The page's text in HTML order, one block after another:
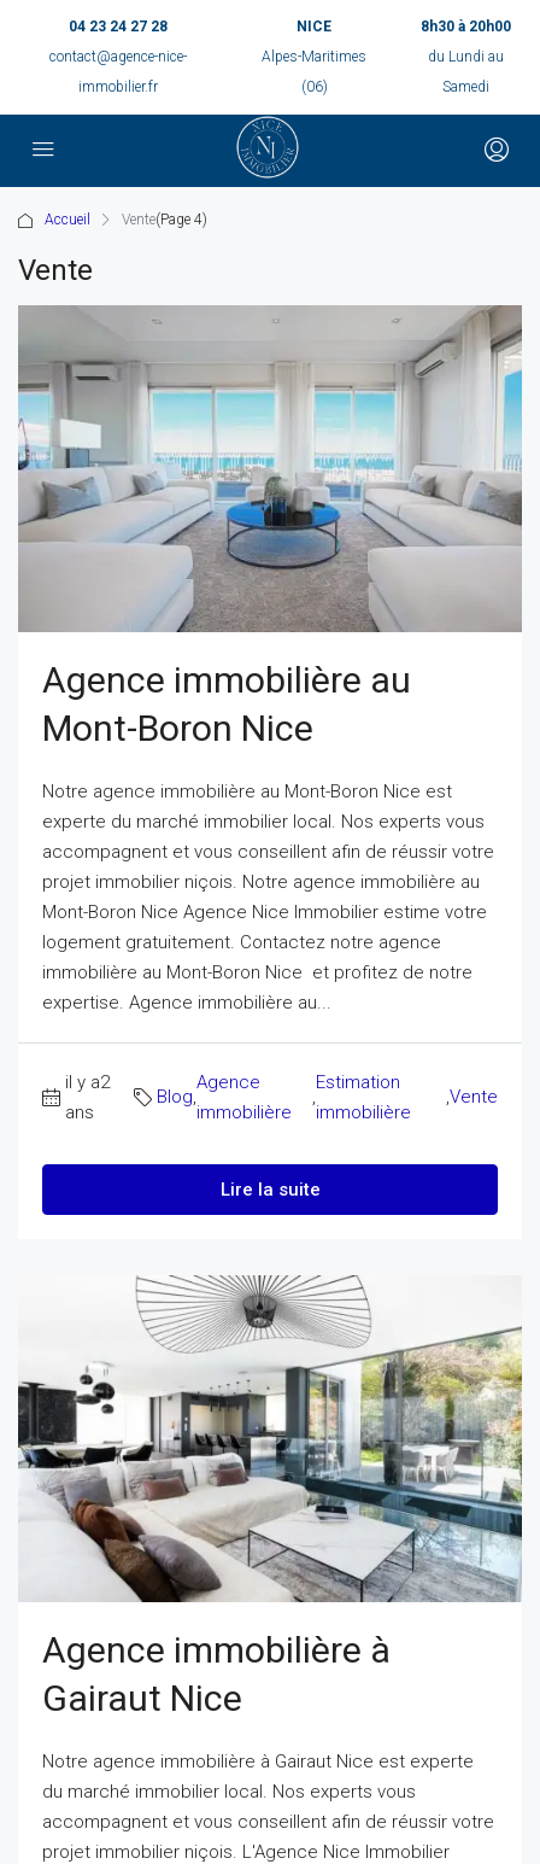
04 23 24 27 28
contact@agence-nice-
immobilier.fr
NICE
Alpes-Maritimes
(06)
8h30 à 20h00
du Lundi au
Samedi
Accueil Vente(Page 4)
Vente
Agence immobilière au
Mont-Boron Nice
Notre agence immobilière au Mont-Boron Nice est
experte du marché immobilier local. Nos experts vous
accompagnent et vous conseillent afin de réussir votre
projet immobilier niçois. Notre agence immobilière au
Mont-Boron Nice Agence Nice Immobilier estime votre
logement gratuitement. Contactez notre agence
immobilière au Mont-Boron Nice et profitez de notre
expertise. Agence immobilière au...
il y a2
ans
Blog,
Agence
immobilière
,
Estimation
immobilière
,Vente
Lire la suite
Agence immobilière à
Gairaut Nice
Notre agence immobilière à Gairaut Nice est experte
du marché immobilier local. Nos experts vous
accompagnent et vous conseillent afin de réussir votre
projet immobilier niçois. L'Agence Nice Immobilier